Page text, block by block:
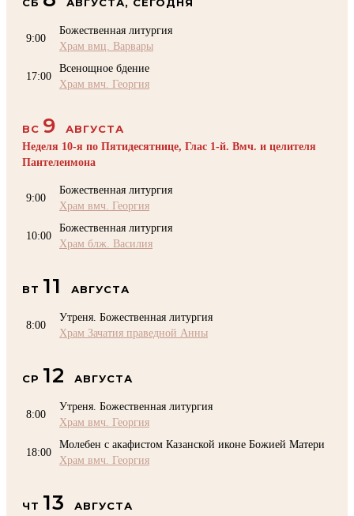
Преподаватели Воскресной школы
КОНТАКТЫ
Помочь Подворью
9:00
Божественная литургия
Храм вмц. Варвары
17:00
Всенощное бдение
Храм вмч. Георгия
ВС 9
АВГУСТА
Неделя 10-я по Пятидесятнице, Глас 1-й. Вмч. и целителя
Пантелеимона
9:00
Божественная литургия
Храм вмч. Георгия
10:00
Божественная литургия
Храм блж. Василия
ВТ 11 АВГУСТА
8:00
Утреня. Божественная литургия
Храм Зачатия праведной Анны
СР 12 АВГУСТА
8:00
Утреня. Божественная литургия
Храм вмч. Георгия
18:00
Молебен с акафистом Казанской иконе Божией Матери
Храм вмч. Георгия
ЧТ 13 АВГУСТА